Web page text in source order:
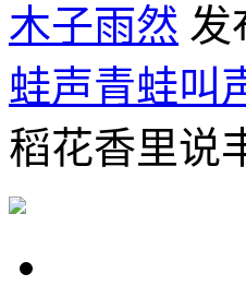
木子雨然 发
蛙声青蛙叫
稻花香里说